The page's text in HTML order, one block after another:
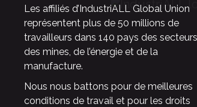
Les affiliés d’IndustriALL Global Union
représentent plus de 50 millions de
travailleurs dans 140 pays des secteurs
des mines, de l’énergie et de la
manufacture.
Nous nous battons pour de meilleures
conditions de travail et pour les droits